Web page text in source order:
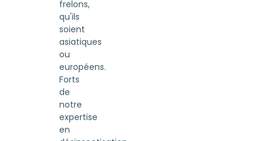
frelons,
qu'ils
soient
asiatiques
ou
européens.
Forts
de
notre
expertise
en